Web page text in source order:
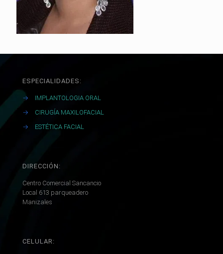
ESPECIALIDADES:
→
IMPLANTOLOGIA ORAL
→
CIRUGÍA MAXILOFACIAL
→
ESTÉTICA FACIAL
DIRECCIÓN:
Centro Comercial Sancancio
Local 613 parqueadero
Manizales
CELULAR: